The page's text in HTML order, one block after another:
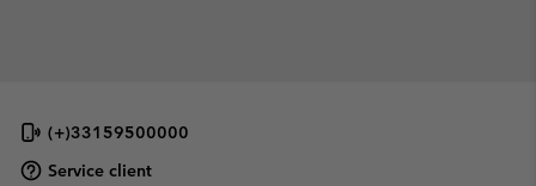
(+)33159500000
Service client